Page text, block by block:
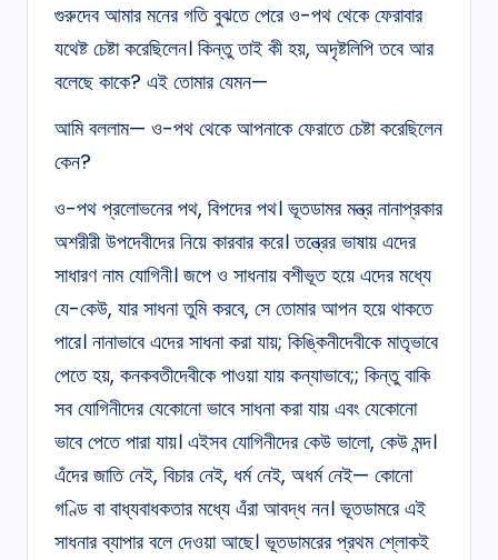
গুরুদেব আমার মনের গতি বুঝতে পেরে ও-পথ থেকে ফেরাবার
যথেষ্ট চেষ্টা করেছিলেন। কিন্তু তাই কী হয়, অদৃষ্টলিপি তবে আর
বলেছে কাকে? এই তোমার যেমন—
আমি বললাম— ও-পথ থেকে আপনাকে ফেরাতে চেষ্টা করেছিলেন
কেন?
ও-পথ প্রলোভনের পথ, বিপদের পথ। ভূতডামর মন্ত্র নানাপ্রকার
অশরীরী উপদেবীদের নিয়ে কারবার করে। তন্ত্রের ভাষায় এদের
সাধারণ নাম যোগিনী। জপে ও সাধনায় বশীভূত হয়ে এদের মধ্যে
যে-কেউ, যার সাধনা তুমি করবে, সে তোমার আপন হয়ে থাকতে
পারে। নানাভাবে এদের সাধনা করা যায়; কিঙ্কিনীদেবীকে মাতৃভাবে
পেতে হয়, কনকবতীদেবীকে পাওয়া যায় কন্যাভাবে;; কিন্তু বাকি
সব যোগিনীদের যেকোনো ভাবে সাধনা করা যায় এবং যেকোনো
ভাবে পেতে পারা যায়। এইসব যোগিনীদের কেউ ভালো, কেউ মন্দ।
এঁদের জাতি নেই, বিচার নেই, ধর্ম নেই, অধর্ম নেই— কোনো
গণ্ডি বা বাধ্যবাধকতার মধ্যে এঁরা আবদ্ধ নন। ভূতডামরে এই
সাধনার ব্যাপার বলে দেওয়া আছে। ভূতডামরের প্রথম শ্লোকই